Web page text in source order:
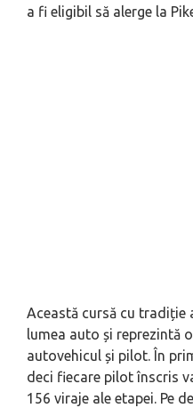
a fi eligibil să alerge la
Această cursă cu tradiție
lumea auto și reprezintă
autovehicul și pilot. În
deci fiecare pilot înscris
156 viraje ale etapei. Pe